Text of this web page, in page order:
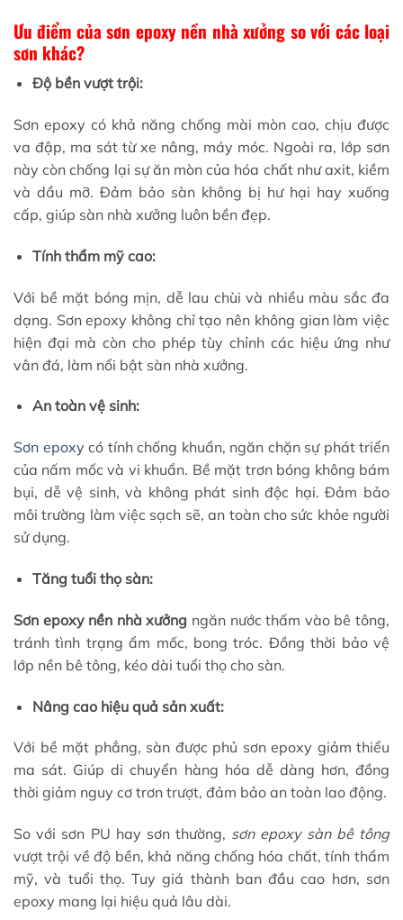
Ưu điểm của sơn epoxy nền nhà xưởng so với các loại
sơn khác?
Độ bền vượt trội:
Sơn epoxy có khả năng chống mài mòn cao, chịu được
va đập, ma sát từ xe nâng, máy móc. Ngoài ra, lớp sơn
này còn chống lại sự ăn mòn của hóa chất như axit, kiềm
và dầu mỡ. Đảm bảo sàn không bị hư hại hay xuống
cấp, giúp sàn nhà xưởng luôn bền đẹp.
Tính thẩm mỹ cao:
Với bề mặt bóng mịn, dễ lau chùi và nhiều màu sắc đa
dạng. Sơn epoxy không chỉ tạo nên không gian làm việc
hiện đại mà còn cho phép tùy chỉnh các hiệu ứng như
vân đá, làm nổi bật sàn nhà xưởng.
An toàn vệ sinh:
Sơn epoxy có tính chống khuẩn, ngăn chặn sự phát triển
của nấm mốc và vi khuẩn. Bề mặt trơn bóng không bám
bụi, dễ vệ sinh, và không phát sinh độc hại. Đảm bảo
môi trường làm việc sạch sẽ, an toàn cho sức khỏe người
sử dụng.
Tăng tuổi thọ sàn:
Sơn epoxy nền nhà xưởng ngăn nước thấm vào bê tông,
tránh tình trạng ẩm mốc, bong tróc. Đồng thời bảo vệ
lớp nền bê tông, kéo dài tuổi thọ cho sàn.
Nâng cao hiệu quả sản xuất:
Với bề mặt phẳng, sàn được phủ sơn epoxy giảm thiểu
ma sát. Giúp di chuyển hàng hóa dễ dàng hơn, đồng
thời giảm nguy cơ trơn trượt, đảm bảo an toàn lao động.
So với sơn PU hay sơn thường, sơn epoxy sàn bê tông
vượt trội về độ bền, khả năng chống hóa chất, tính thẩm
mỹ, và tuổi thọ. Tuy giá thành ban đầu cao hơn, sơn
epoxy mang lại hiệu quả lâu dài.